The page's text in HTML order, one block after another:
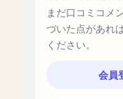
まだ口コミコメ
づいた点があれ
ください。
会員